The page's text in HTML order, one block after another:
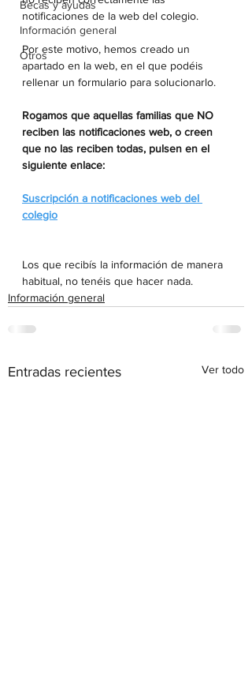
Becas y ayudas
Información general
Otros
notificaciones de la web del colegio.
Por este motivo, hemos creado un
apartado en la web, en el que podéis
rellenar un formulario para solucionarlo.
Rogamos que aquellas familias que NO
reciben las notificaciones web, o creen
que no las reciben todas, pulsen en el
siguiente enlace:
Suscripción a notificaciones web del
colegio
Los que recibís la información de manera
habitual, no tenéis que hacer nada.
Información general
Entradas recientes Ver todo